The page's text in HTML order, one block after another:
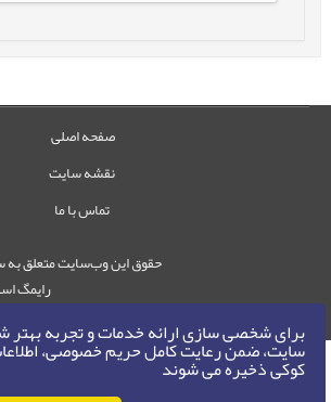
برای شخصی سازی ارائه خدمات و تجربه بهتر
سایت، ضمن رعایت کامل حریم خصوصی،
کوکی ذخیره می شوند
صفحه اصلی
نقشه سایت
تماس با ما
حقوق این وب‌سایت متعلق به
رایمگ